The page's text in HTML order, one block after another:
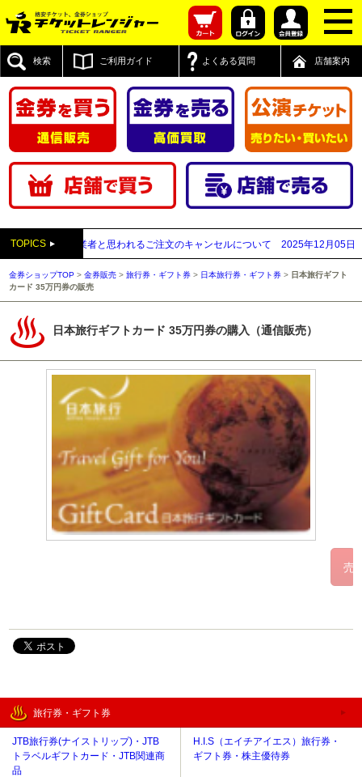
検索 ご利用ガイド よくある質問 店舗案内
TOPICS
払い買取業者と思われるご注文のキャンセルについて 2025年12月05日 【
金券ショップTOP >金券販売 >旅行券・ギフト券 > 日本旅行券・ギフト券 > 日本旅行ギフト
カード 35万円券の販売
日本旅行ギフトカード 35万円券の購入（通信販売）
旅行券・ギフト券
JTB旅行券(ナイストリップ)・JTB
トラベルギフトカード・JTB関連商
品
H.I.S（エイチアイエス）旅行券・
ギフト券・株主優待券